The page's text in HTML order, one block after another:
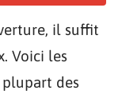
il suffit
Voici les
des